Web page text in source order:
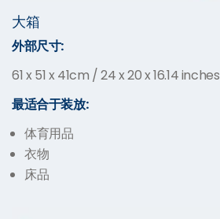
大箱
外部尺寸:
61 x 51 x 41cm / 24 x 20 x 16.14 inches
最适合于装放:
体育用品
衣物
床品